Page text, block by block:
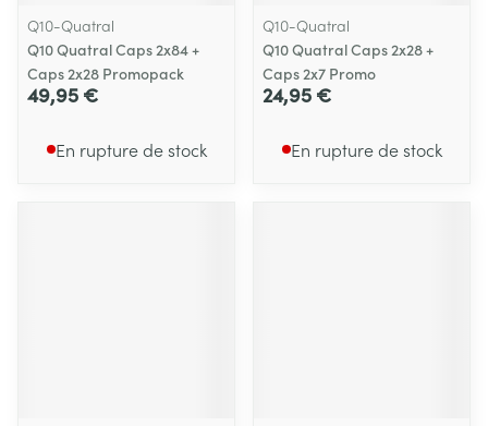
Q10-Quatral
Q10 Quatral Caps 2x84 +
Caps 2x28 Promopack
49,95 €
En rupture de stock
Q10-Quatral
Q10 Quatral Caps 2x28 +
Caps 2x7 Promo
24,95 €
En rupture de stock